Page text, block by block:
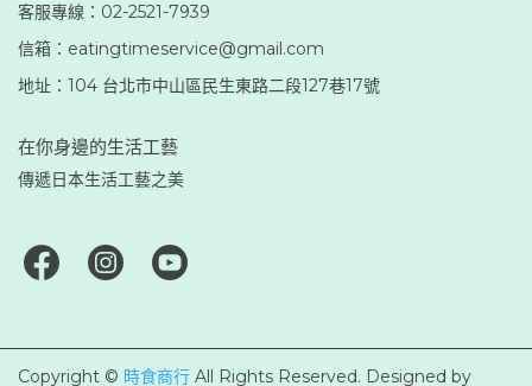
客服專線：02-2521-7939
信箱：eatingtimeservice@gmail.com
地址：104 台北市中山區民生東路二段127巷17號
在你身邊的生活工藝
傳遞日本生活工藝之美
Copyright © 時食商行 All Rights Reserved. Designed by